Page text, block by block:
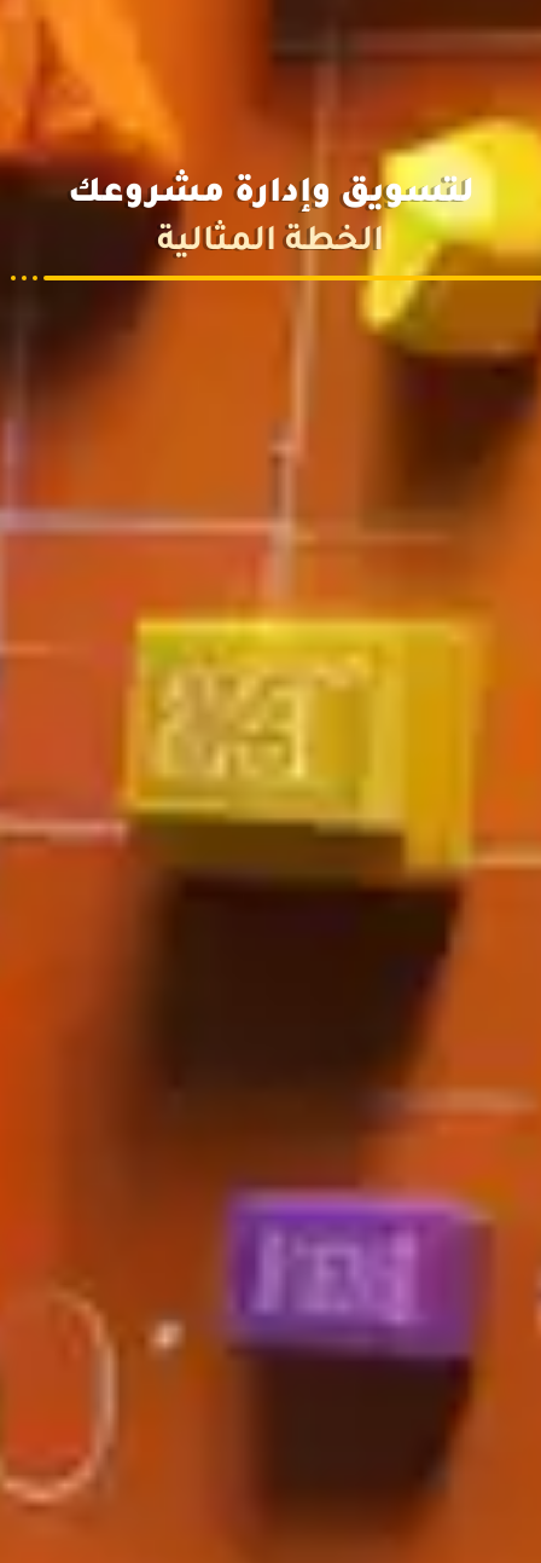
لتسويق وإدارة مشروعك
الخطة المثالية